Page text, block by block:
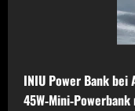
INIU Power Bank bei